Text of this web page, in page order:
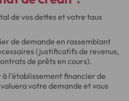
de vos dettes et votre taux
de demande en rassemblant
(justificatifs de revenus,
de prêts en cours).
à l'établissement financier de
votre demande et vous